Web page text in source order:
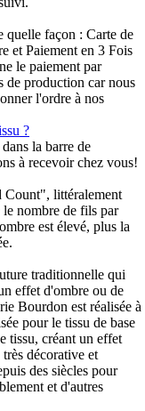
quelle façon : Carte de
et Paiement en 3 Fois
le paiement par
de production car nous
l'ordre à nos
?
la barre de
à recevoir chez vous!
littéralement
nombre de fils par
est élevé, plus la
traditionnelle qui
effet d'ombre ou de
Bourdon est réalisée à
pour le tissu de base
tissu, créant un effet
décorative et
des siècles pour
et d'autres